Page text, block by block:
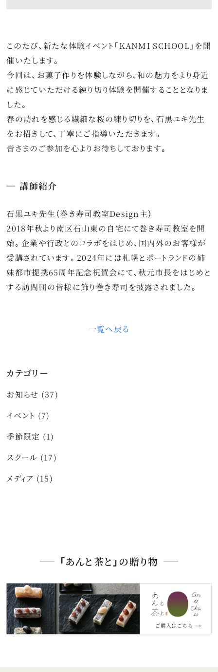
このたび、新たな体験イベント「KANMI SCHOOL」を開
催いたします。
今回は、お菓子作りを体験しながら、和の魅力をより身近
に感じていただける練り切り体験を開催することとなりま
した。
春の訪れを感じる繊細な桜の練り切りを、石黒ユキ先生
をお招きして、丁寧にご指導いただきます。
皆さまのご参加を心よりお待ちしております。
講師紹介
石黒ユキ先生（巻き寿司教室Design主）
2018年秋より南区石山東の自宅にて巻き寿司教室を開
始。企業や行政とのコラボをはじめ、国内外のお客様が
受講されています。2024年には札幌とポートランドの姉
妹都市提携65周年記念祝賀会にて、秋元市長をはじめと
する訪問団の皆様に飾り巻き寿司を披露されました。
一覧へ戻る
カテゴリー
お知らせ (37)
イベント (7)
季節限定 (1)
スクール (17)
メディア (15)
「あんと茶と」の贈り物